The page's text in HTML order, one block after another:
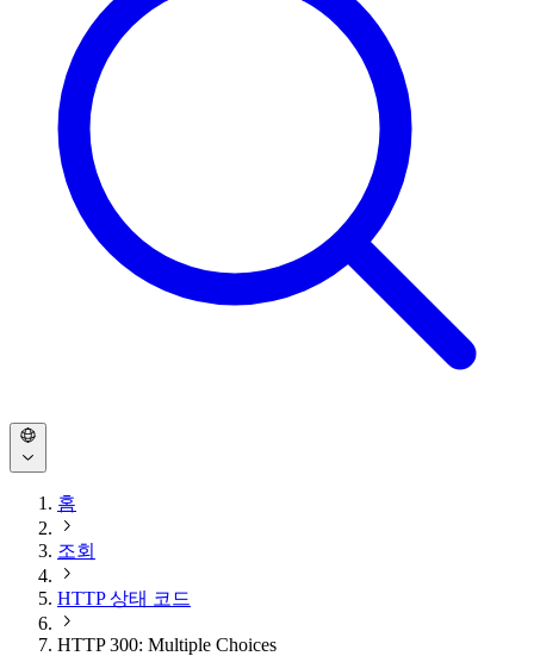
홈
조회
HTTP 상태 코드
HTTP 300: Multiple Choices